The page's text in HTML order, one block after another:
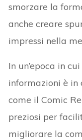
smorzare la
anche creare
impressi nella
In un’epoca in
informazioni è in
come il Comic
preziosi per
migliorare la